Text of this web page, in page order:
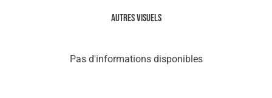
Autres visuels
Pas d'informations disponibles